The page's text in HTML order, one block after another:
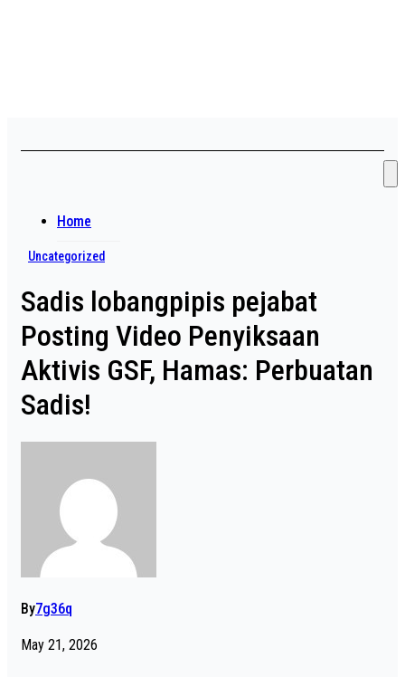
Home
Uncategorized
Sadis lobangpipis pejabat
Posting Video Penyiksaan
Aktivis GSF, Hamas: Perbuatan
Sadis!
By7g36q
May 21, 2026